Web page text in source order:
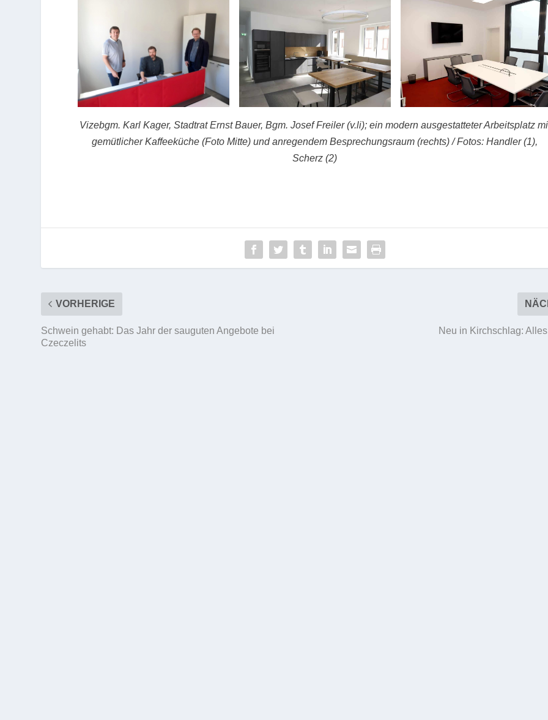
Vizebgm. Karl Kager, Stadtrat Ernst Bauer, Bgm. Josef Freiler (v.li); ein modern ausgestatteter Arbeitsplatz
gemütlicher Kaffeeküche (Foto Mitte) und anregendem Besprechungsraum (rechts) / Fotos: Handler (1),
Scherz (2)
VORHERIGE
Schwein gehabt: Das Jahr der sauguten Angebote bei
Czeczelits
Neu in Kirchschlag: